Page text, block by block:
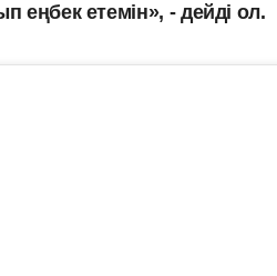
етемін», - дейді ол.